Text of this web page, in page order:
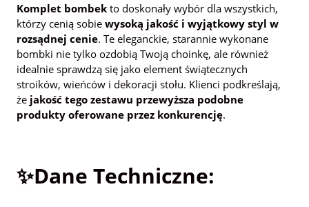
Komplet bombek to doskonały wybór dla wszystkich,
którzy cenią sobie wysoką jakość i wyjątkowy styl w
rozsądnej cenie. Te eleganckie, starannie wykonane
bombki nie tylko ozdobią Twoją choinkę, ale również
idealnie sprawdzą się jako element świątecznych
stroików, wieńców i dekoracji stołu. Klienci podkreślają,
że jakość tego zestawu przewyższa podobne
produkty oferowane przez konkurencję.
✨Dane Techniczne: